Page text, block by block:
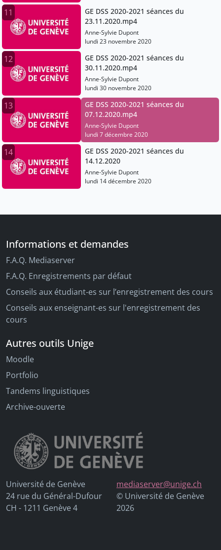
11
GE DSS 2020-2021 séances du
23.11.2020.mp4
Anne-Sylvie Dupont
lundi 23 novembre 2020
12
GE DSS 2020-2021 séances du
30.11.2020.mp4
Anne-Sylvie Dupont
lundi 30 novembre 2020
13
GE DSS 2020-2021 séances du
07.12.2020.mp4
Anne-Sylvie Dupont
lundi 7 décembre 2020
14
GE DSS 2020-2021 séances du
14.12.2020
Anne-Sylvie Dupont
lundi 14 décembre 2020
Informations et demandes
F.A.Q. Mediaserver
F.A.Q. Enregistrements par défaut
Conseils aux étudiant-es sur l’enregistrement des cours
Conseils aux enseignant-es sur l'enregistrement des
cours
Autres outils Unige
Moodle
Portfolio
Tandems linguistiques
Archive-ouverte
Université de Genève
24 rue du Général-Dufour
CH - 1211 Genève 4
mediaserver@unige.ch
© Université de Genève
2026